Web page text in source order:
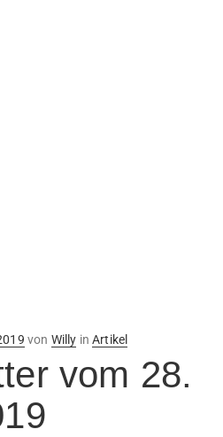
von Willy inArtikel
vom 28.